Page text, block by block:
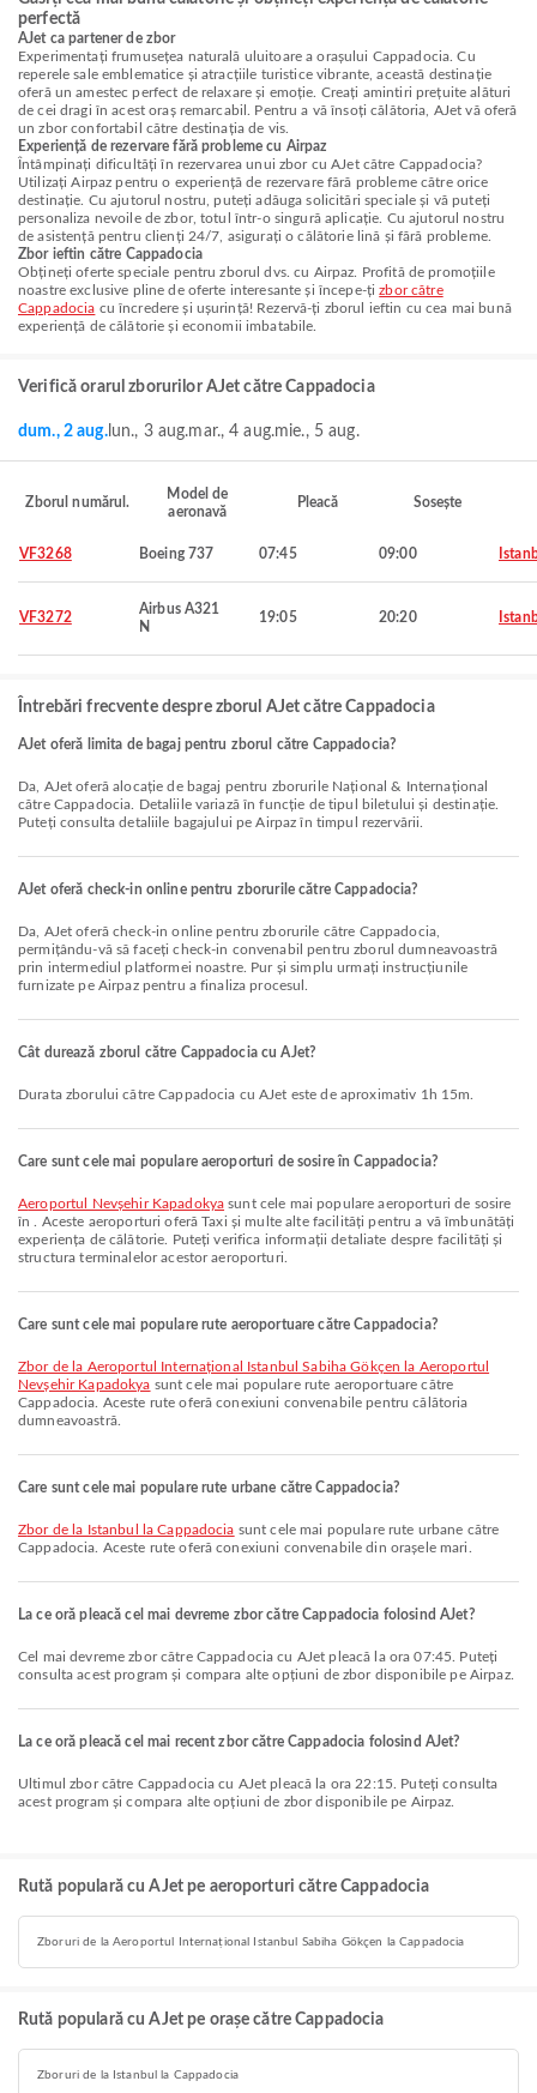
perfectă
AJet ca partener de zbor
Experimentați frumusețea naturală uluitoare a orașului Cappadocia. Cu
reperele sale emblematice și atracțiile turistice vibrante, această destinație
oferă un amestec perfect de relaxare și emoție. Creați amintiri prețuite alături
de cei dragi în acest oraș remarcabil. Pentru a vă însoți călătoria, AJet vă oferă
un zbor confortabil către destinația de vis.
Experiență de rezervare fără probleme cu Airpaz
Întâmpinați dificultăți în rezervarea unui zbor cu AJet către Cappadocia?
Utilizați Airpaz pentru o experiență de rezervare fără probleme către orice
destinație. Cu ajutorul nostru, puteți adăuga solicitări speciale și vă puteți
personaliza nevoile de zbor, totul într-o singură aplicație. Cu ajutorul nostru
de asistență pentru clienți 24/7, asigurați o călătorie lină și fără probleme.
Zbor ieftin către Cappadocia
Obțineți oferte speciale pentru zborul dvs. cu Airpaz. Profită de promoțiile
noastre exclusive pline de oferte interesante și începe-țizbor către
Cappadocia cu încredere și ușurință! Rezervă-ți zborul ieftin cu cea mai bună
experiență de călătorie și economii imbatabile.
Verifică orarul zborurilor AJet către Cappadocia
dum., 2 aug.lun., 3 aug.mar., 4 aug.mie., 5 aug.
Zborul numărul.
Model de
aeronavă
Pleacă Sosește
VF3268 Boeing 737 07:45 09:00
VF3272
Airbus A321
N
19:05 20:20
Întrebări frecvente despre zborul AJet către Cappadocia
AJet oferă limita de bagaj pentru zborul către Cappadocia?
Da, AJet oferă alocație de bagaj pentru zborurile Național & Internațional
către Cappadocia. Detaliile variază în funcție de tipul biletului și destinație.
Puteți consulta detaliile bagajului pe Airpaz în timpul rezervării.
AJet oferă check-in online pentru zborurile către Cappadocia?
Da, AJet oferă check-in online pentru zborurile către Cappadocia,
permițându-vă să faceți check-in convenabil pentru zborul dumneavoastră
prin intermediul platformei noastre. Pur și simplu urmați instrucțiunile
furnizate pe Airpaz pentru a finaliza procesul.
Cât durează zborul către Cappadocia cu AJet?
Durata zborului către Cappadocia cu AJet este de aproximativ 1h 15m.
Care sunt cele mai populare aeroporturi de sosire în Cappadocia?
Aeroportul Nevşehir Kapadokya sunt cele mai populare aeroporturi de sosire
în . Aceste aeroporturi oferă Taxi și multe alte facilități pentru a vă îmbunătăți
experiența de călătorie. Puteți verifica informații detaliate despre facilități și
structura terminalelor acestor aeroporturi.
Care sunt cele mai populare rute aeroportuare către Cappadocia?
zbor de la Aeroportul Internațional Istanbul Sabiha Gökçen la Aeroportul
Nevşehir Kapadokya sunt cele mai populare rute aeroportuare către
Cappadocia. Aceste rute oferă conexiuni convenabile pentru călătoria
dumneavoastră.
Care sunt cele mai populare rute urbane către Cappadocia?
zbor de la Istanbul la Cappadocia sunt cele mai populare rute urbane către
Cappadocia. Aceste rute oferă conexiuni convenabile din orașele mari.
La ce oră pleacă cel mai devreme zbor către Cappadocia folosind AJet?
Cel mai devreme zbor către Cappadocia cu AJet pleacă la ora 07:45. Puteți
consulta acest program și compara alte opțiuni de zbor disponibile pe Airpaz.
La ce oră pleacă cel mai recent zbor către Cappadocia folosind AJet?
Ultimul zbor către Cappadocia cu AJet pleacă la ora 22:15. Puteți consulta
acest program și compara alte opțiuni de zbor disponibile pe Airpaz.
Rută populară cu AJet pe aeroporturi către Cappadocia
Zboruri de la Aeroportul Internațional Istanbul Sabiha Gökçen la Cappadocia
Rută populară cu AJet pe orașe către Cappadocia
Zboruri de la Istanbul la Cappadocia